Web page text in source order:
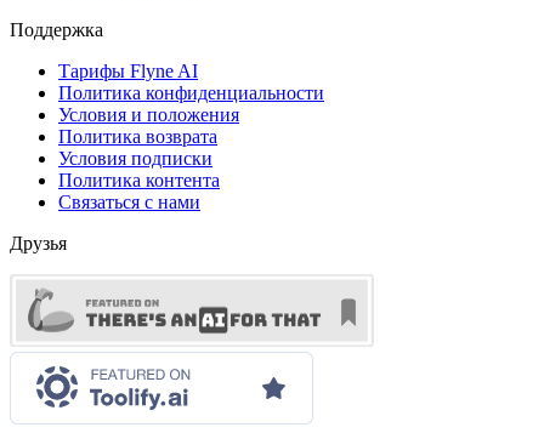
Поддержка
Тарифы Flyne AI
Политика конфиденциальности
Условия и положения
Политика возврата
Условия подписки
Политика контента
Связаться с нами
Друзья